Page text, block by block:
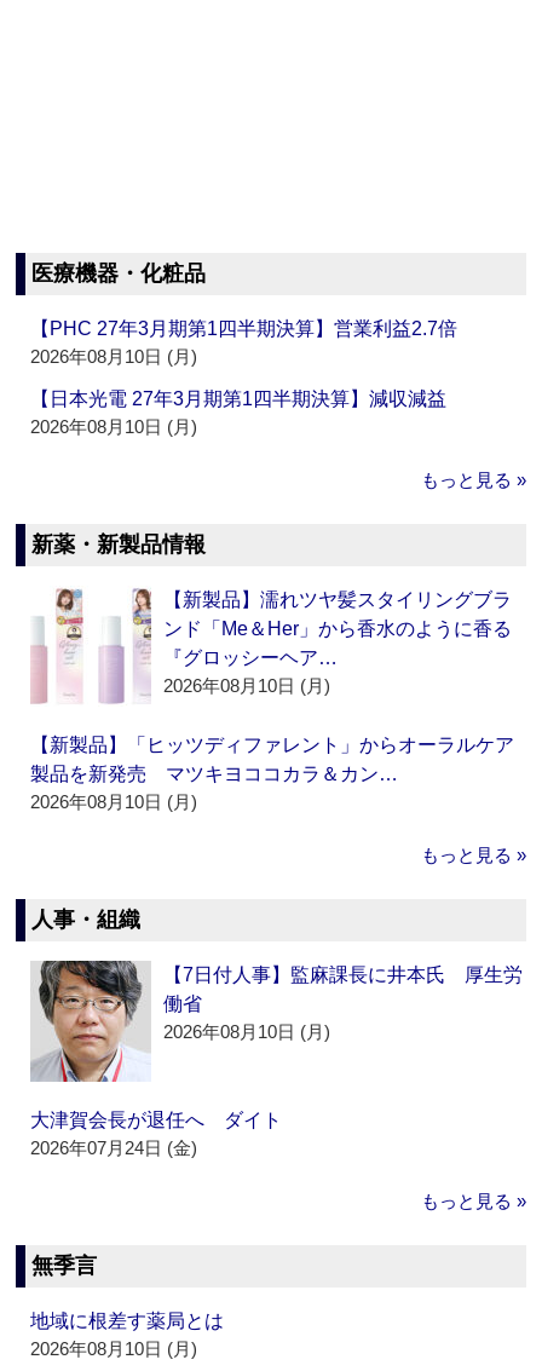
医療機器・化粧品
【PHC 27年3月期第1四半期決算】営業利益2.7倍
2026年08月10日 (月)
【日本光電 27年3月期第1四半期決算】減収減益
2026年08月10日 (月)
もっと見る »
新薬・新製品情報
【新製品】濡れツヤ髪スタイリングブラ
ンド「Me＆Her」から香水のように香る
『グロッシーヘア…
2026年08月10日 (月)
【新製品】「ヒッツディファレント」からオーラルケア
製品を新発売 マツキヨココカラ＆カン…
2026年08月10日 (月)
もっと見る »
人事・組織
【7日付人事】監麻課長に井本氏 厚生労
働省
2026年08月10日 (月)
大津賀会長が退任へ ダイト
2026年07月24日 (金)
もっと見る »
無季言
地域に根差す薬局とは
2026年08月10日 (月)